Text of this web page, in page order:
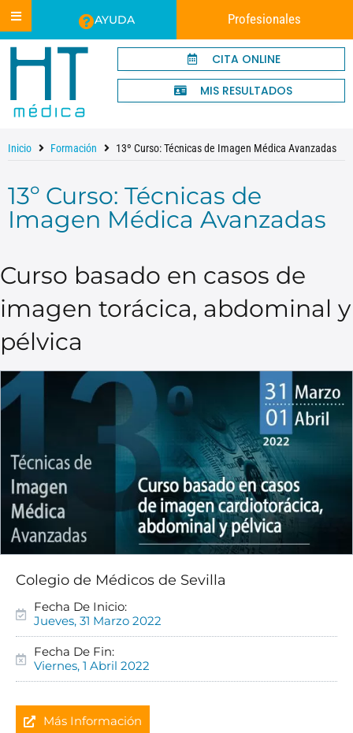
AYUDA Profesionales
CITA ONLINE
MIS RESULTADOS
Inicio Formación 13º Curso: Técnicas de Imagen Médica Avanzadas
13º Curso: Técnicas de
Imagen Médica Avanzadas
Curso basado en casos de
imagen torácica, abdominal y
pélvica
Colegio de Médicos de Sevilla
Fecha De Inicio:
Jueves, 31 Marzo 2022
Fecha De Fin:
Viernes, 1 Abril 2022
Más Información